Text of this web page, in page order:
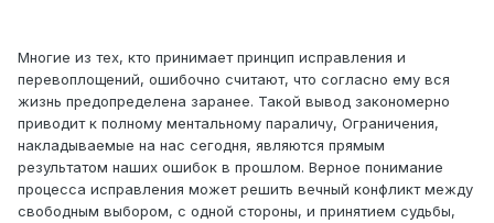
Многие из тех, кто принимает принцип исправления и
перевоплощений, ошибочно считают, что согласно ему вся
жизнь предопределена заранее. Такой вывод закономерно
приводит к полному ментальному параличу, Ограничения,
накладываемые на нас сегодня, являются прямым
результатом наших ошибок в прошлом. Верное понимание
процесса исправления может решить вечный конфликт между
свободным выбором, с одной стороны, и принятием судьбы,